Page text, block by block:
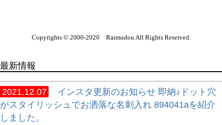
Copyrights © 2000-2020 Raimudou All Rights Reserved.
最新情報
2021.12.07
インスタ更新のお知らせ 即納♪ドット穴
がスタイリッシュでお洒落な名刺入れ 894041aを紹介
しました。